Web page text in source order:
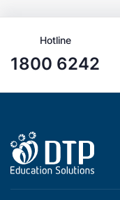
Hotline
1800 6242